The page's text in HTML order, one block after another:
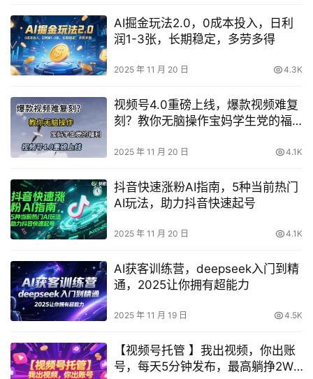
AI掘金玩法2.0，0成本投入，日利
润1-3张，长期稳定，多劳多得
2025 年 11 月 20 日 4.3K
视频号4.0重磅上线，爆款视频难复
刻？教你无脑操作宝妈学生党的福
2025 年 11 月 20 日 4.1K
抖音快速涨粉AI指南，5种当前热门
AI玩法，助力抖音快速起号
2025 年 11 月 20 日 4.1K
AI获客训练营，deepseek入门到精
通，2025让你拥有超能力
2025 年 11 月 19 日 4.5K
【视频号托管 】我出视频，你出账
号，每天5分钟发布，最高躺挣2W+